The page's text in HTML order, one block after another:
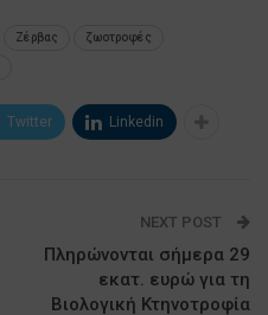
Ζέρβας ζωοτροφές
Twitter Linkedin
NEXT POST
Πληρώνονται σήμερα 29
εκατ. ευρώ για τη
Βιολογική Κτηνοτροφία